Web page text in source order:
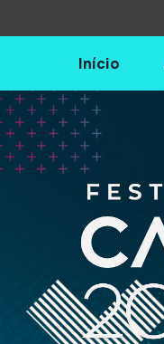
Início